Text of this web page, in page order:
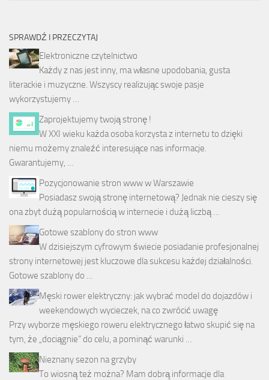
SPRAWDŹ I PRZECZYTAJ
Elektroniczne czytelnictwo
Każdy z nas jest inny, ma własne upodobania, gusta
literackie i muzyczne. Wszyscy realizując swoje pasje
wykorzystujemy …
Zaprojektujemy twoją stronę !
W XXI wieku każda osoba korzysta z internetu to dzięki
niemu możemy znaleźć interesujące nas informacje.
Gwarantujemy, …
Pozycjonowanie stron www w Warszawie
Posiadasz swoją stronę internetową? Jednak nie cieszy się
ona zbyt dużą popularnością w internecie i dużą liczbą …
Gotowe szablony do stron www
W dzisiejszym cyfrowym świecie posiadanie profesjonalnej
strony internetowej jest kluczowe dla sukcesu każdej działalności.
Gotowe szablony do …
Męski rower elektryczny: jak wybrać model do dojazdów i
weekendowych wycieczek, na co zwrócić uwagę
Przy wyborze męskiego roweru elektrycznego łatwo skupić się na
tym, że „dociągnie” do celu, a pominąć warunki …
Nieznany sezon na grzyby
To wiosną też można? Mam dobrą informacje dla